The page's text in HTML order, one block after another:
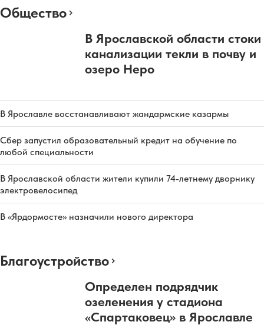
Общество
В Ярославской области стоки
канализации текли в почву и
озеро Неро
В Ярославле восстанавливают жандармские казармы
Сбер запустил образовательный кредит на обучение по
любой специальности
В Ярославской области жители купили 74-летнему дворнику
электровелосипед
В «Ярдормосте» назначили нового директора
Благоустройство
Определен подрядчик
озеленения у стадиона
«Спартаковец» в Ярославле